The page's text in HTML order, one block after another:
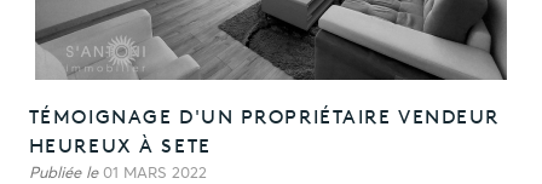
TÉMOIGNAGE D'UN PROPRIÉTAIRE VENDEUR
HEUREUX À SETE
Publiée le01 MARS 2022